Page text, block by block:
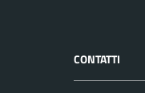
CONTATTI